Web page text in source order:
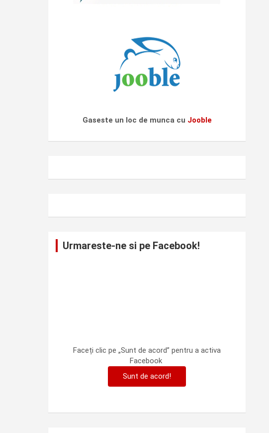
Gaseste un loc de munca cu Jooble
Urmareste-ne si pe Facebook!
Faceți clic pe „Sunt de acord” pentru a activa
Facebook
Sunt de acord!